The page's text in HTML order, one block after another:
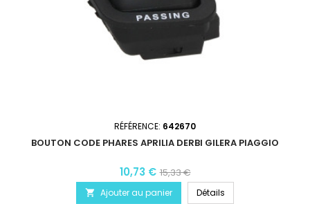
RÉFÉRENCE: 642670
BOUTON CODE PHARES APRILIA DERBI GILERA PIAGGIO
10,73 € 15,33 €
 Ajouter au panier Détails